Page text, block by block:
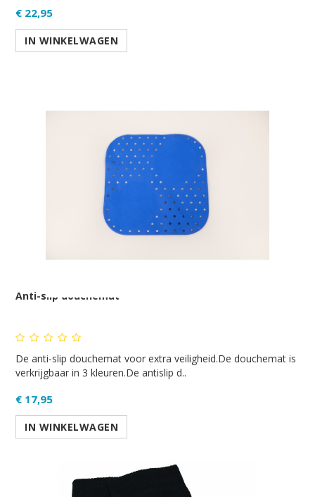
€ 22,95
IN WINKELWAGEN
Anti-slip douchemat
De anti-slip douchemat voor extra veiligheid.De douchemat is
verkrijgbaar in 3 kleuren.De antislip d..
€ 17,95
IN WINKELWAGEN